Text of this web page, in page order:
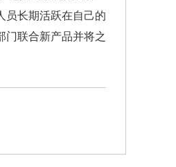
员长期活跃在自己的
门联合新产品并将之